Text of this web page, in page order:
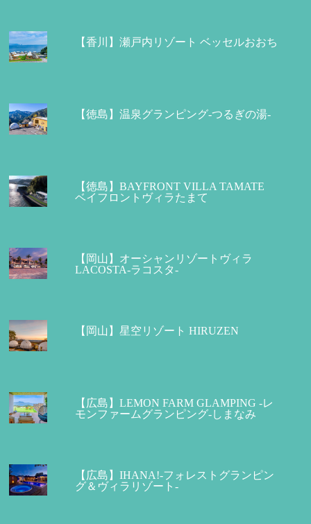
【香川】瀬戸内リゾート ベッセルおおち
【徳島】温泉グランピング-つるぎの湯-
【徳島】BAYFRONT VILLA TAMATE
ベイフロントヴィラたまて
【岡山】オーシャンリゾートヴィラ
LACOSTA-ラコスタ-
【岡山】星空リゾート HIRUZEN
【広島】LEMON FARM GLAMPING -レ
モンファームグランピング-しまなみ
【広島】IHANA!-フォレストグランピン
グ＆ヴィラリゾート-